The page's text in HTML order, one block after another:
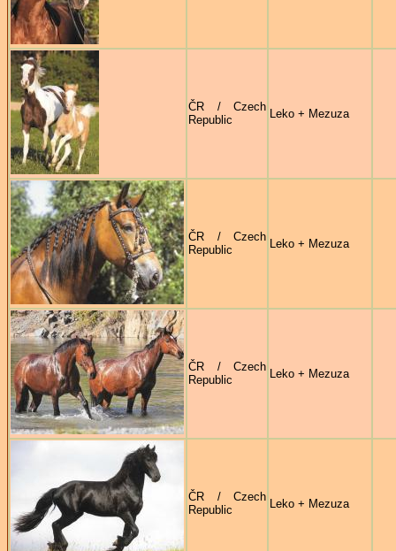
ČR / Czech
Republic
Leko + Mezuza
ČR / Czech
Republic
Leko + Mezuza
ČR / Czech
Republic
Leko + Mezuza
ČR / Czech
Republic
Leko + Mezuza